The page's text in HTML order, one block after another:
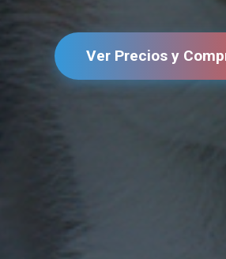
Ver Precios y